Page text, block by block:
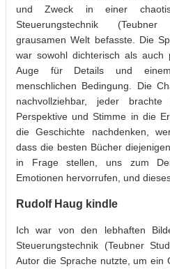
und Zweck in einer
Steuerungstechnik
grausamen Welt befasste. Die
war sowohl dichterisch als auch
Auge für Details und
menschlichen Bedingung. Die
nachvollziehbar, jeder
Perspektive und Stimme in die
die Geschichte nachdenken,
dass die besten Bücher
in Frage stellen, uns zum
Emotionen hervorrufen, und
Rudolf Haug kindle
Ich war von den lebhaften
Steuerungstechnik (Teubner
Autor die Sprache nutzte, um ein